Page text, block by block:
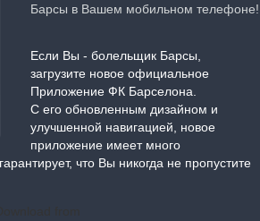
Барсы в Вашем мобильном телефоне!
Если Вы - болельщик Барсы,
загрузите новое официальное
Приложение ФК Барселона.
С его обновленным дизайном и
улучшенной навигацией, новое
приложение имеет много
что Вы никогда не пропустите